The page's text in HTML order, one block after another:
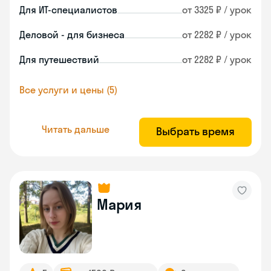
Для ИТ-специалистов от 3325 ₽ / урок
Деловой - для бизнеса от 2282 ₽ / урок
Для путешествий от 2282 ₽ / урок
Все услуги и цены (5)
Читать дальше Выбрать время
Мария